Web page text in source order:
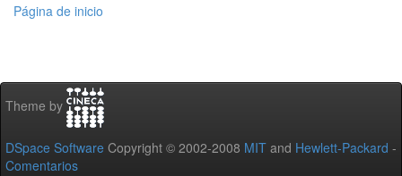
Página de inicio
Theme by
DSpace Software Copyright © 2002-2008 MIT and Hewlett-Packard -
Comentarios